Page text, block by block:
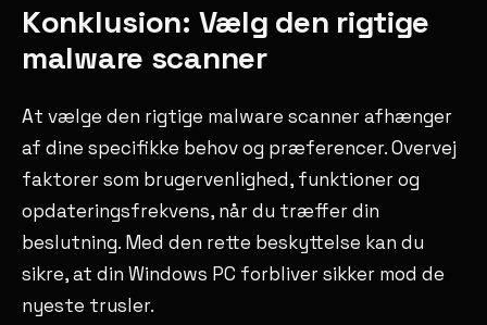
Konklusion: Vælg den rigtige
malware scanner
At vælge den rigtige malware scanner afhænger
af dine specifikke behov og præferencer. Overvej
faktorer som brugervenlighed, funktioner og
opdateringsfrekvens, når du træffer din
beslutning. Med den rette beskyttelse kan du
sikre, at din Windows PC forbliver sikker mod de
nyeste trusler.